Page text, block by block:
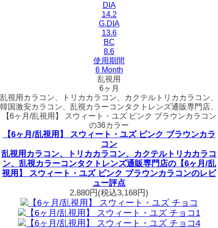
DIA
14.2
G.DIA
13.6
BC
8.6
使用期間
6 Month
乱視用
6ヶ月
乱視用カラコン、トリカカラコン、カクテルトリカカラコン、
韓国激安カラコン、乱視カラーコンタクトレンズ通販専門店、
【6ヶ月/乱視用】 スウィート・ユズ ピンク ブラウンカラコン
の36カラー
【6ヶ月/乱視用】 スウィート・ユズ ピンク ブラウンカラ
コン
乱視用カラコン、トリカカラコン、カクテルトリカカラコ
ン、乱視カラーコンタクトレンズ通販専門店の【6ヶ月/乱
視用】 スウィート・ユズ ピンク ブラウンカラコンのレビ
ュー評点
2,880円 (税込3,168円)